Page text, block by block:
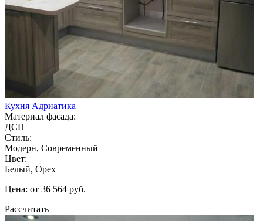
Кухня Адриатика
Материал фасада:
ДСП
Стиль:
Модерн, Современный
Цвет:
Белый, Орех
Цена: от 36 564 руб.
Рассчитать